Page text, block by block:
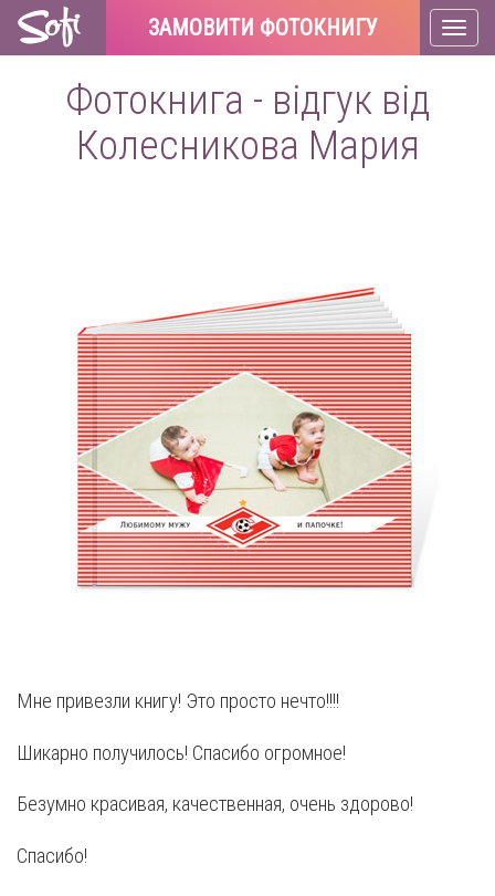
ЗАМОВИТИ ФОТОКНИГУ
Фотокнига - відгук від
Колесникова Мария
Мне привезли книгу! Это просто нечто!!!!
Шикарно получилось! Спасибо огромное!
Безумно красивая, качественная, очень здорово!
Спасибо!